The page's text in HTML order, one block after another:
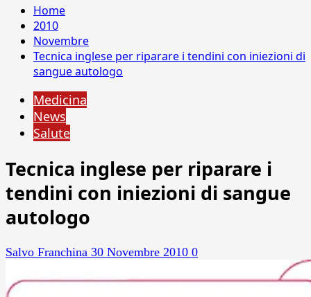
Home
2010
Novembre
Tecnica inglese per riparare i tendini con iniezioni di
sangue autologo
Medicina
News
Salute
Tecnica inglese per riparare i
tendini con iniezioni di sangue
autologo
Salvo Franchina 30 Novembre 2010 0